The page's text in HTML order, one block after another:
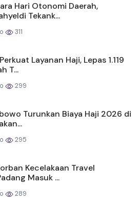
Hari Otonomi Daerah,
Tekank...
311
Layanan Haji, Lepas 1.119
T...
299
Turunkan Biaya Haji 2026 di
295
Kecelakaan Travel
Masuk ...
289